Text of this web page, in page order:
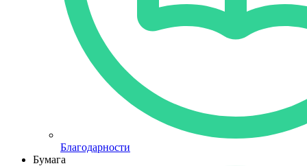
Благодарности
Бумага